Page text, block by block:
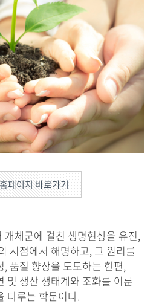
홈페이지 바로가기
체군에 걸친 생명현상을 유전,
시점에서 해명하고, 그 원리를
품질 향상을 도모하는 한편,
및 생산 생태계와 조화를 이룬
다루는 학문이다.